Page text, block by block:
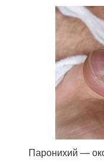
Паронихий —